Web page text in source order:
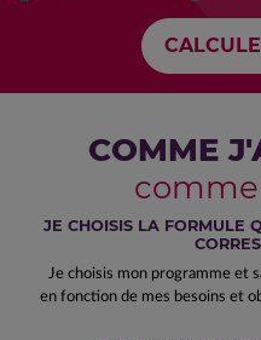
COMME
JE CHOISIS LA FORMULE
Je choisis mon programme et
en fonction de mes besoins et